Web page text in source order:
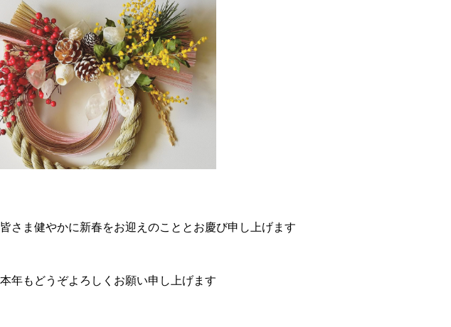
皆さま健やかに新春をお迎えのこととお慶び申し上げます
本年もどうぞよろしくお願い申し上げます